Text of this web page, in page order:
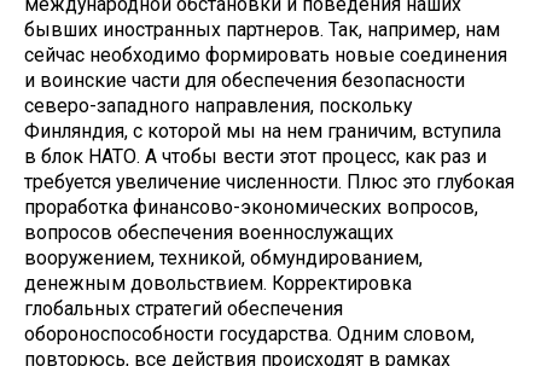
бывших иностранных партнеров. Так, например, нам
сейчас необходимо формировать новые соединения
и воинские части для обеспечения безопасности
северо-западного направления, поскольку
Финляндия, с которой мы на нем граничим, вступила
в блок НАТО. А чтобы вести этот процесс, как раз и
требуется увеличение численности. Плюс это глубокая
проработка финансово-экономических вопросов,
вопросов обеспечения военнослужащих
вооружением, техникой, обмундированием,
денежным довольствием. Корректировка
глобальных стратегий обеспечения
обороноспособности государства. Одним словом,
повторюсь, все действия происходят в рамках